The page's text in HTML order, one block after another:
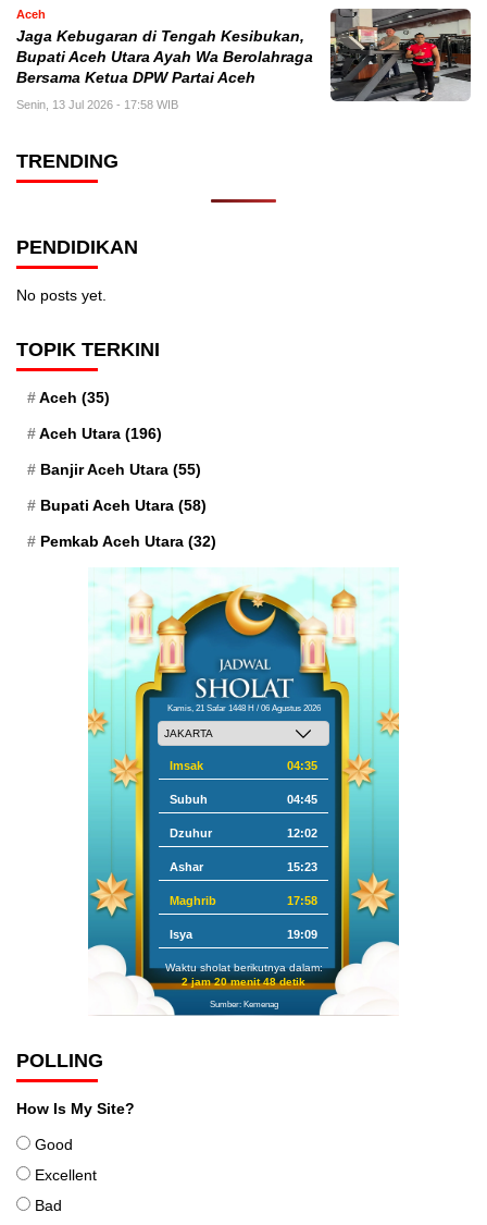
Aceh
Jaga Kebugaran di Tengah Kesibukan,
Bupati Aceh Utara Ayah Wa Berolahraga
Bersama Ketua DPW Partai Aceh
Senin, 13 Jul 2026 - 17:58 WIB
TRENDING
PENDIDIKAN
No posts yet.
TOPIK TERKINI
Aceh (35)
Aceh Utara (196)
Banjir Aceh Utara (55)
Bupati Aceh Utara (58)
Pemkab Aceh Utara (32)
Kamis, 21 Safar 1448 H / 06 Agustus 2026
Imsak 04:35
Subuh 04:45
Dzuhur 12:02
Ashar 15:23
Maghrib 17:58
Isya 19:09
Waktu sholat berikutnya dalam:
2 jam 20 menit 47 detik
Sumber: Kemenag
POLLING
How Is My Site?
Good
Excellent
Bad